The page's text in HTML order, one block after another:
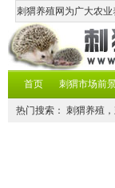
刺猬养殖网为广大农
首页 刺猬市场前
热门搜索： 刺猬养殖